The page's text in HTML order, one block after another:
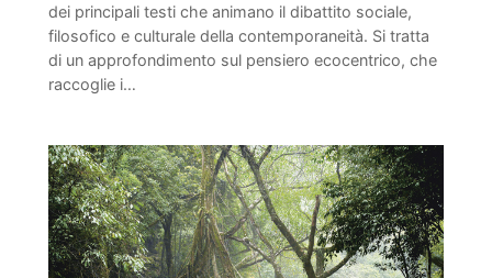
dei principali testi che animano il dibattito sociale,
filosofico e culturale della contemporaneità. Si tratta
di un approfondimento sul pensiero ecocentrico, che
raccoglie i…